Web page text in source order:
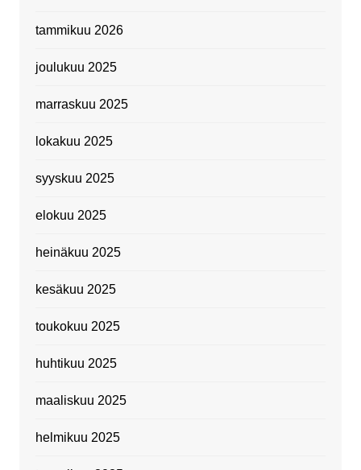
tammikuu 2026
joulukuu 2025
marraskuu 2025
lokakuu 2025
syyskuu 2025
elokuu 2025
heinäkuu 2025
kesäkuu 2025
toukokuu 2025
huhtikuu 2025
maaliskuu 2025
helmikuu 2025